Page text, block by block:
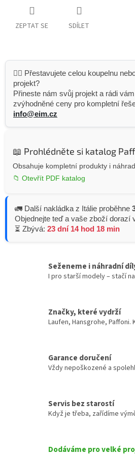
ZEPTAT SE SDÍLET
👷‍♂️ Přestavujete celou koupelnu
projekt?
Přineste nám svůj projekt a rádi
zvýhodněné ceny pro kompletní
info@eim.cz
📖 Prohlédněte si katalog
Obsahuje kompletní produkty i
📁 Otevřít PDF katalog
🚛 Další nakládka z Itálie proběhne
Objednejte teď a vaše zboží dorazí
⏳ Zbývá: 23 dní 14 hod 18 min
Seženeme i náhradní
I pro starší modely – stačí
Značky, které vydrží
Laufen, Hansgrohe,
Garance doručení
Vždy nepoškozené a
Servis bez starostí
Když je třeba, zařídíme
Dodáváme pro velké